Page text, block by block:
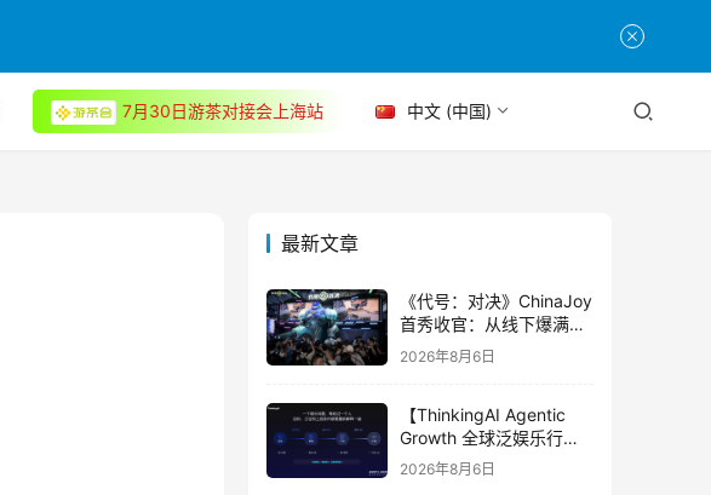
7月30日游茶对接会上海站 中文 (中国)
最新文章
《代号：对决》ChinaJoy
首秀收官：从线下爆满看
见玩家的真实期待
2026年8月6日
【ThinkingAI Agentic
Growth 全球泛娱乐行业
峰会】Agent 时代，人到
2026年8月6日